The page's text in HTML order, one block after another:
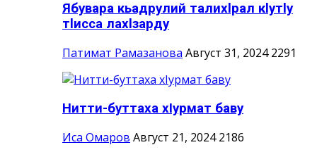
Ябувара кьадрулий талихlрал кlутlу
тlисса лахlзарду
Патимат Рамазанова Август 31, 2024 2291
Нитти-буттаха хIурмат баву
Иса Омаров Август 21, 2024 2186